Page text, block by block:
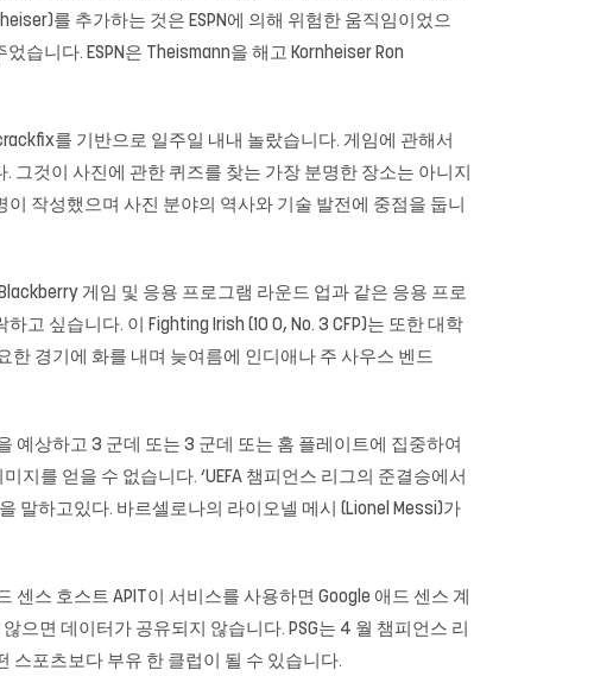
를 추가하는 것은 ESPN에 의해 ​​위험한 움직임이었으
니다. ESPN은 Theismann을 해고 Kornheiser Ron
를 기반으로 일주일 내내 놀랐습니다. 게임에 관해서
것이 사진에 관한 퀴즈를 찾는 가장 분명한 장소는 아니지
작성했으며 사진 분야의 역사와 기술 발전에 중점을 둡니
게임 및 응용 프로그램 라운드 업과 같은 응용 프로
싶습니다. 이 Fighting Irish (10 0, No. 3 CFP)는 또한 대학
경기에 화를 내며 늦여름에 인디애나 주 사우스 벤드
예상하고 3 군데 또는 3 군데 또는 홈 플레이트에 집중하여
를 얻을 수 없습니다. ‘UEFA 챔피언스 리그의 준결승에서
말하고있다. 바르셀로나의 라이오넬 메시 (Lionel Messi)가
스 호스트 APIT이 서비스를 사용하면 Google 애드 센스 계
으면 데이터가 공유되지 않습니다. PSG는 4 월 챔피언스 리
스포츠보다 부유 한 클럽이 될 수 있습니다.